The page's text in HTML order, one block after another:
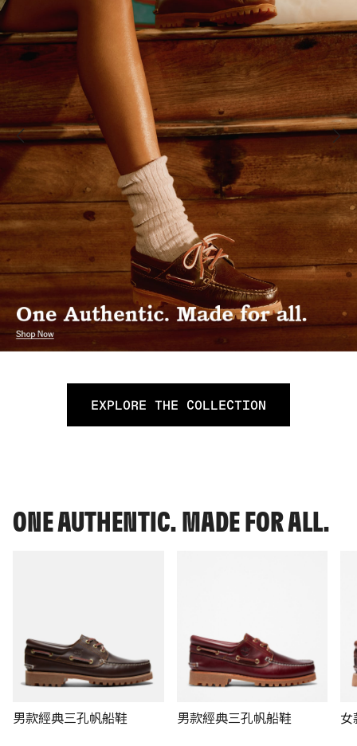
EXPLORE THE COLLECTION
ONE AUTHENTIC. MADE FOR ALL.
男款經典三孔帆船鞋 男款經典三孔帆船鞋 女